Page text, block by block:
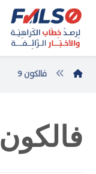
فالكون 9
فالكون 9